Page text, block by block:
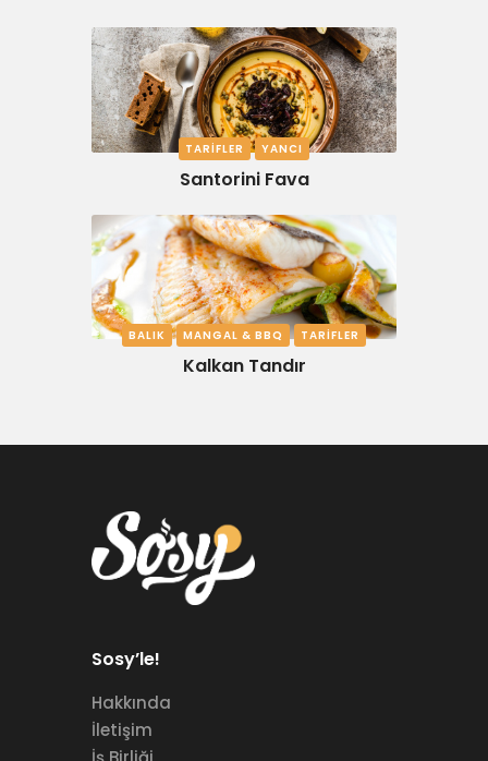
TARIFLER YANCI
Santorini Fava
BALIK MANGAL & BBQ TARIFLER
Kalkan Tandır
Sosy’le!
Hakkında
İletişim